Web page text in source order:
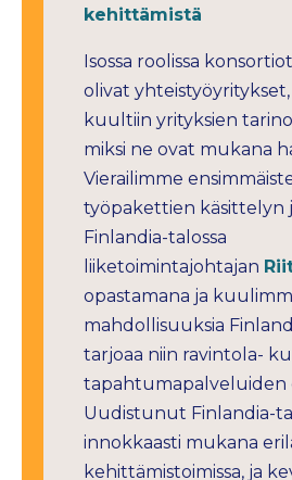
kehittämistä
Isossa roolissa
olivat
kuultiin yrityksien
miksi ne ovat mukana
Vierailimme
työpakettien käsittelyn
Finlandia-talossa
liiketoimintajohtajan
opastamana ja
mahdollisuuksia
tarjoaa niin ravintola-
tapahtumapalveluiden
Uudistunut Finlandia-
innokkaasti mukana
kehittämistoimissa, ja